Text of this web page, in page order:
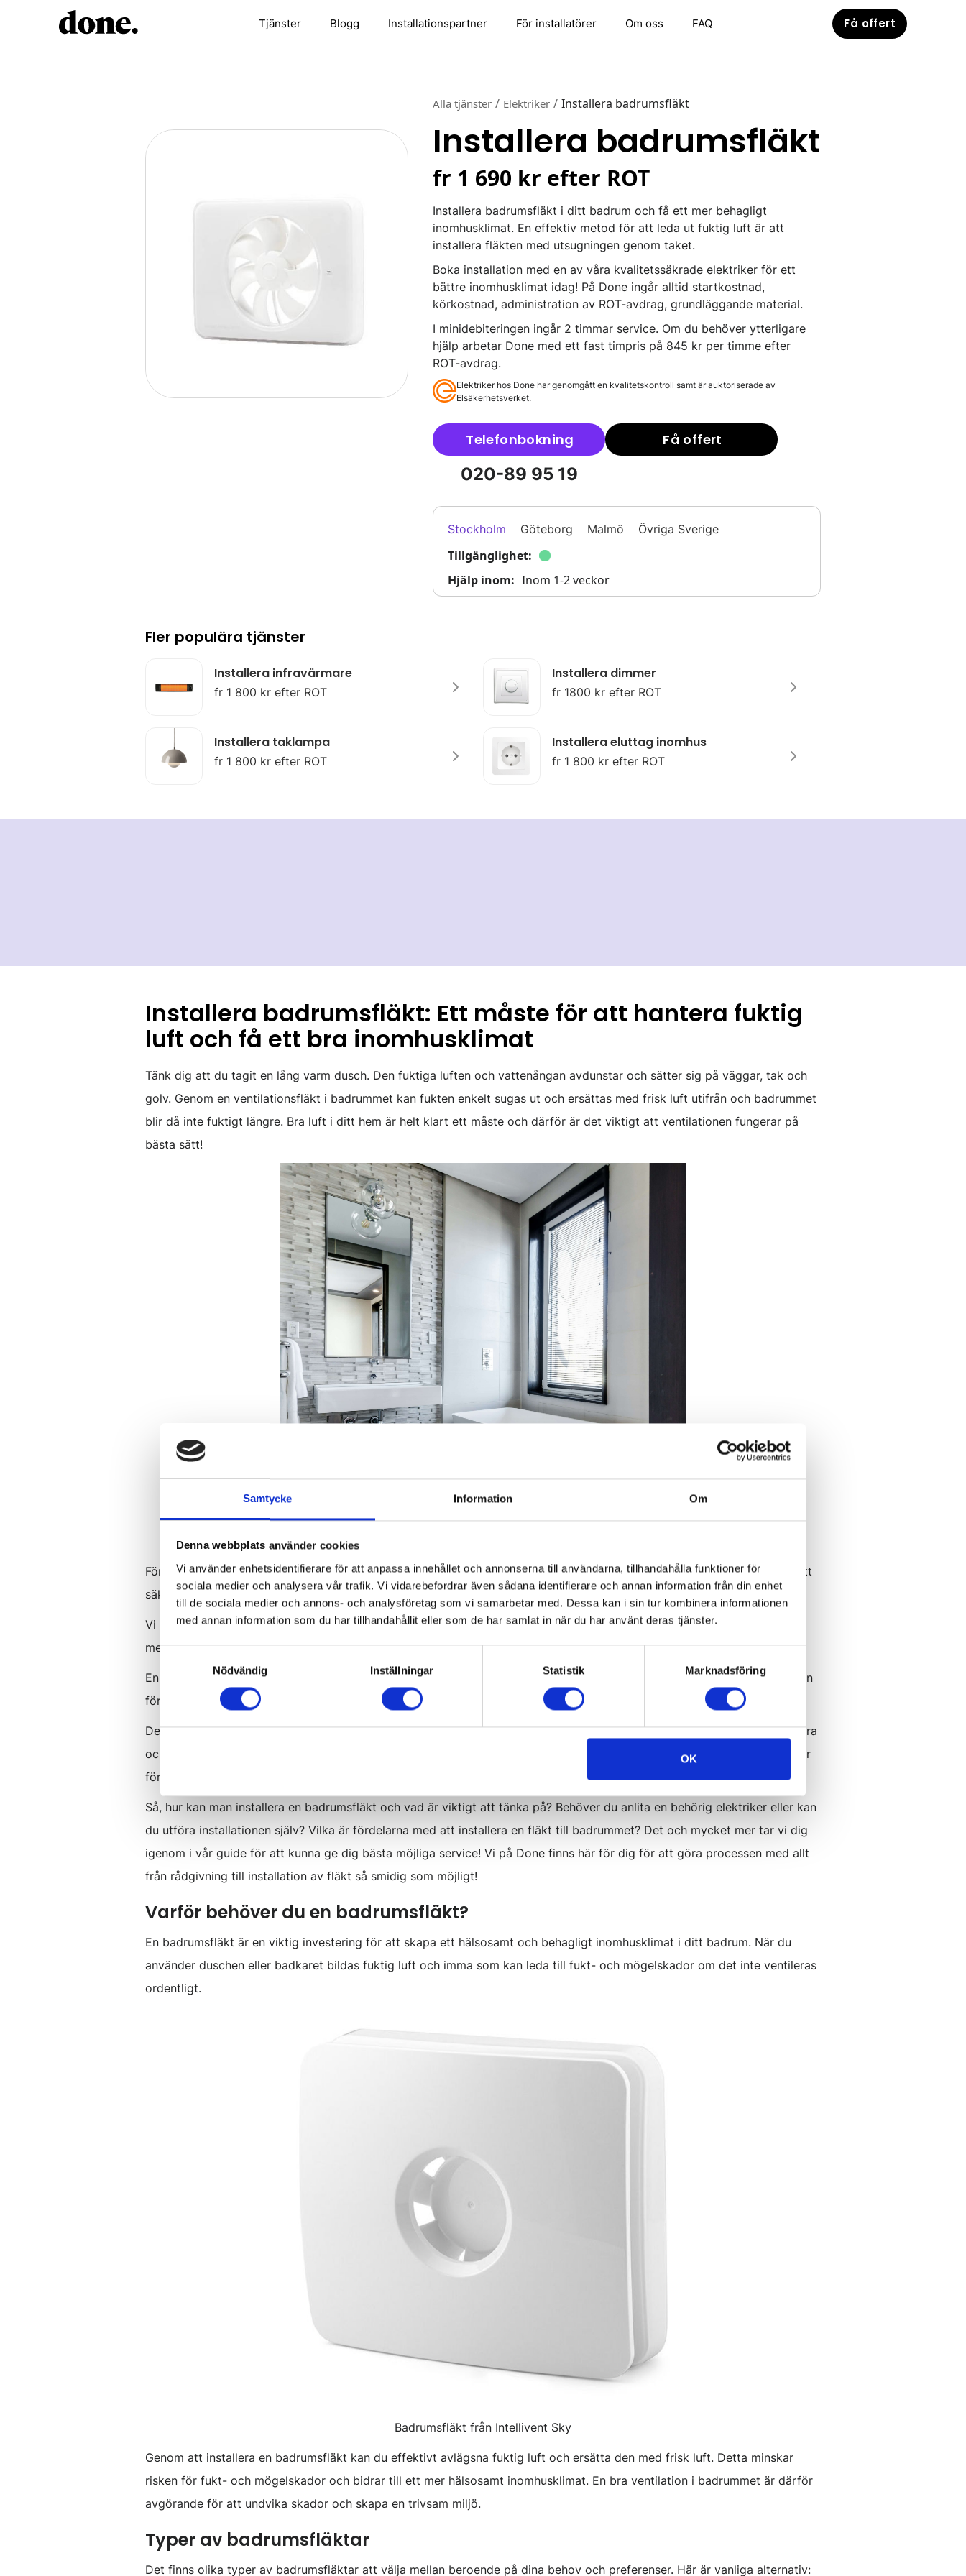
Samtycke Information Om
Denna webbplats använder cookies
Vi använder enhetsidentifierare för att anpassa innehållet och annonserna till användarna, tillhandahålla funktioner för
sociala medier och analysera vår trafik. Vi vidarebefordrar även sådana identifierare och annan information från din enhet
till de sociala medier och annons- och analysföretag som vi samarbetar med. Dessa kan i sin tur kombinera informationen
med annan information som du har tillhandahållit eller som de har samlat in när du har använt deras tjänster.
Samtyckesval
Nödvändig
Inställningar Statistik Marknadsföring
OK
Tjänster Blogg Installationspartner För installatörer Om oss FAQ Få offert
Alla tjänster / Elektriker / Installera badrumsfläkt
Installera badrumsfläkt
fr 1 690 kr efter ROT
Installera badrumsfläkt i ditt badrum och få ett mer behagligt
inomhusklimat. En effektiv metod för att leda ut fuktig luft är att
installera fläkten med utsugningen genom taket.
Boka installation med en av våra kvalitetssäkrade elektriker för ett
bättre inomhusklimat idag! På Done ingår alltid startkostnad,
körkostnad, administration av ROT-avdrag, grundläggande material.
I minidebiteringen ingår 2 timmar service. Om du behöver ytterligare
hjälp arbetar Done med ett fast timpris på 845 kr per timme efter
ROT-avdrag.
Elektriker hos Done har genomgått en kvalitetskontroll samt är auktoriserade av
Elsäkerhetsverket.
Telefonbokning
020-89 95 19
Få offert
Stockholm Göteborg Malmö Övriga Sverige
Tillgänglighet:
Hjälp inom: Inom 1-2 veckor
Fler populära tjänster
Installera infravärmare
fr 1 800 kr efter ROT
Installera dimmer
fr 1800 kr efter ROT
Installera taklampa
fr 1 800 kr efter ROT
Installera eluttag inomhus
fr 1 800 kr efter ROT
Installera badrumsfläkt: Ett måste för att hantera fuktig
luft och få ett bra inomhusklimat
Tänk dig att du tagit en lång varm dusch. Den fuktiga luften och vattenångan avdunstar och sätter sig på väggar, tak och
golv. Genom en ventilationsfläkt i badrummet kan fukten enkelt sugas ut och ersättas med frisk luft utifrån och badrummet
blir då inte fuktigt längre. Bra luft i ditt hem är helt klart ett måste och därför är det viktigt att ventilationen fungerar på
bästa sätt!
För att montera en badrumsfläkt är det viktigt att följa säkerhetsaspekter som jordning och klassificering av fläktar för att
säkerställa en korrekt och säker installation i fuktiga miljöer som badrum.
Vi spenderar generellt sett ungefär 90 % av vår tid inomhus. Därför är bra luft otroligt viktigt! Bra ventilation leder till ett
mer hälsosamt inomhusklimat, och det kan bland annat minska på vardagliga problem som huvudvärk och trötthet.
En dålig luft inomhus kan leda till minskad koncentration och fler luftrelaterade infektioner. Du ser, det finns inget annat än
fördelar med att installera badrumsfläktar och få en bra ventilation i hemmet!
Det brukar normalt finnas två typer av personer. De som vill och behöver förbättra sin ventilation och de som ska renovera
och bygga ett nytt badrum. Kanske går du i tankarna om att renovera hela badrummet? Kolla då in alla våra tips och idéer
för en smidigare
Så, hur kan man installera en badrumsfläkt och vad är viktigt att tänka på? Behöver du anlita en behörig elektriker eller kan
du utföra installationen själv? Vilka är fördelarna med att installera en fläkt till badrummet? Det och mycket mer tar vi dig
igenom i vår guide för att kunna ge dig bästa möjliga service! Vi på Done finns här för dig för att göra processen med allt
från rådgivning till installation av fläkt så smidig som möjligt!
Varför behöver du en badrumsfläkt?
En badrumsfläkt är en viktig investering för att skapa ett hälsosamt och behagligt inomhusklimat i ditt badrum. När du
använder duschen eller badkaret bildas fuktig luft och imma som kan leda till fukt- och mögelskador om det inte ventileras
ordentligt.
Badrumsfläkt från Intellivent Sky
Genom att installera en badrumsfläkt kan du effektivt avlägsna fuktig luft och ersätta den med frisk luft. Detta minskar
risken för fukt- och mögelskador och bidrar till ett mer hälsosamt inomhusklimat. En bra ventilation i badrummet är därför
avgörande för att undvika skador och skapa en trivsam miljö.
Typer av badrumsfläktar
Det finns olika typer av badrumsfläktar att välja mellan beroende på dina behov och preferenser. Här är vanliga alternativ: